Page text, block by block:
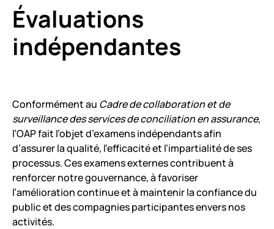
Évaluations
indépendantes
Conformément au Cadre de collaboration et de
surveillance des services de conciliation en assurance,
l’OAP fait l’objet d’examens indépendants afin
d’assurer la qualité, l’efficacité et l’impartialité de ses
processus. Ces examens externes contribuent à
renforcer notre gouvernance, à favoriser
l’amélioration continue et à maintenir la confiance du
public et des compagnies participantes envers nos
activités.